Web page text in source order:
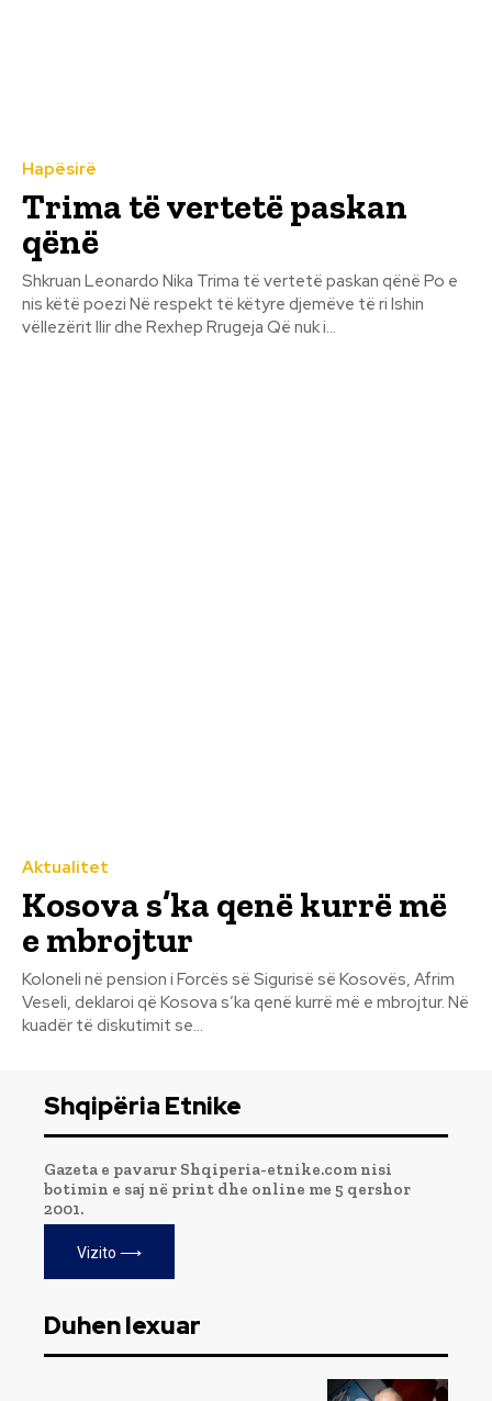
Hapësirë
Trima të vertetë paskan
qënë
Shkruan Leonardo Nika Trima të vertetë paskan qënë Po e
nis këtë poezi Në respekt të këtyre djemëve të ri Ishin
vëllezërit Ilir dhe Rexhep Rrugeja Që nuk i...
Aktualitet
Kosova s’ka qenë kurrë më
e mbrojtur
Koloneli në pension i Forcës së Sigurisë së Kosovës, Afrim
Veseli, deklaroi që Kosova s’ka qenë kurrë më e mbrojtur. Në
kuadër të diskutimit se...
Shqipëria Etnike
Gazeta e pavarur Shqiperia-etnike.com nisi
botimin e saj në print dhe online me 5 qershor
2001.
Vizito ⟶
Duhen lexuar